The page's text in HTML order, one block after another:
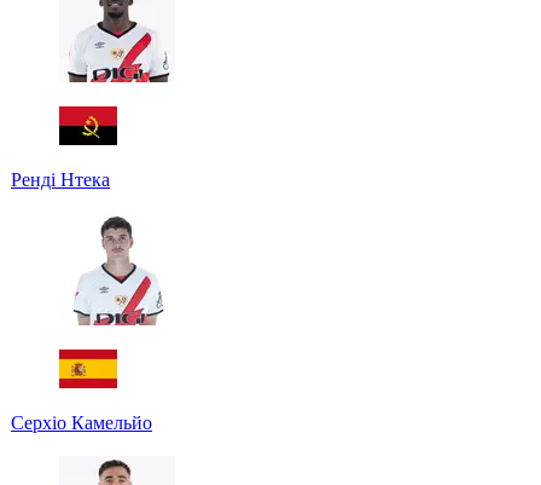
Ренді Нтека
Серхіо Камельйо